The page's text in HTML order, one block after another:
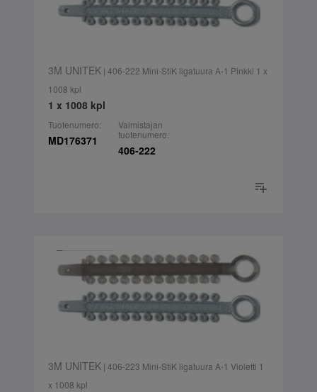
3M UNITEK| 406-222 Mini-StiK ligatuura A-1 Pinkki 1 x
1008 kpl
1 x 1008 kpl
Tuotenumero:
MD176371
Valmistajan
tuotenumero:
406-222
3M UNITEK| 406-223 Mini-StiK ligatuura A-1 Violetti 1
x 1008 kpl